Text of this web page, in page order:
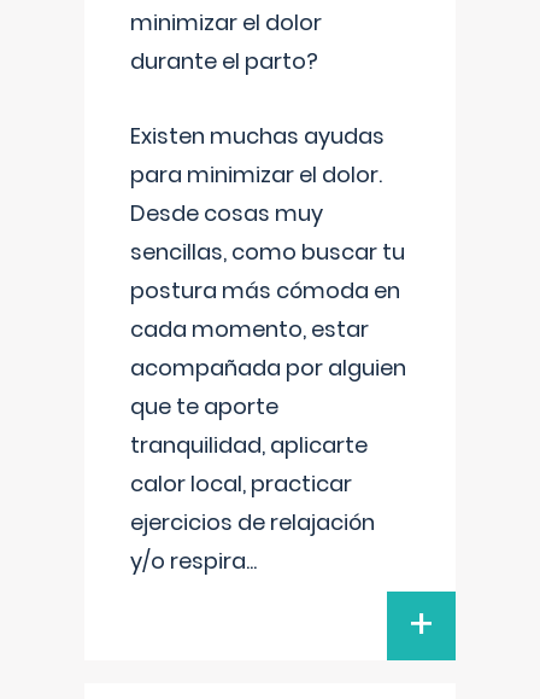
minimizar el dolor
durante el parto?
Existen muchas ayudas
para minimizar el dolor.
Desde cosas muy
sencillas, como buscar tu
postura más cómoda en
cada momento, estar
acompañada por alguien
que te aporte
tranquilidad, aplicarte
calor local, practicar
ejercicios de relajación
y/o respira...
+